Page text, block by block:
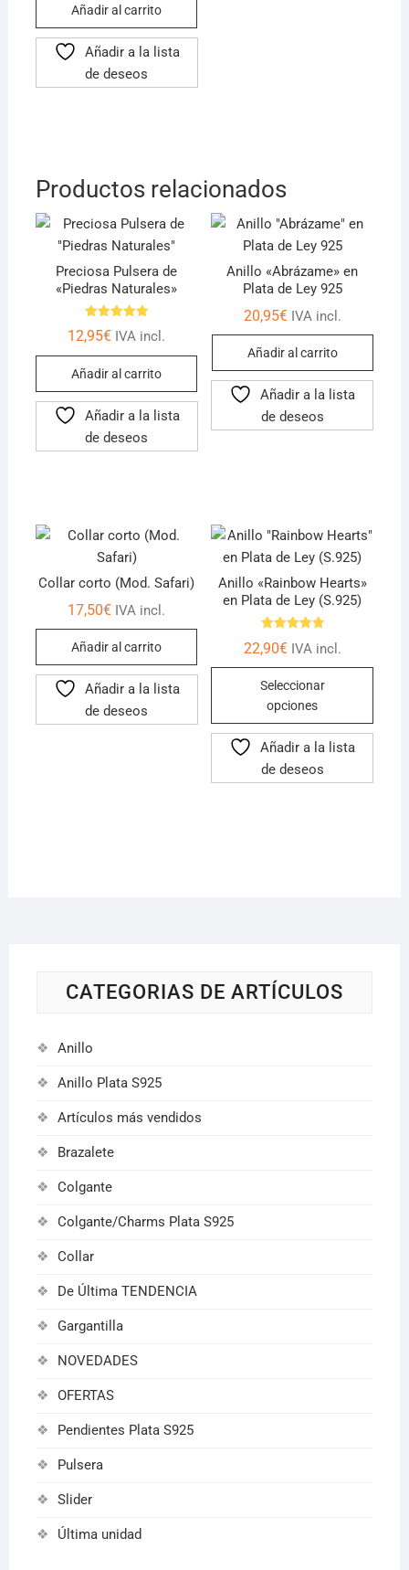
Añadir al carrito
Añadir a la lista
de deseos
Productos relacionados
Preciosa Pulsera de
«Piedras Naturales»
Valorado
con
de 5
12,95€ IVA incl.
Añadir al carrito
Añadir a la lista
de deseos
Anillo «Abrázame» en
Plata de Ley 925
20,95€ IVA incl.
Añadir al carrito
Añadir a la lista
de deseos
Collar corto (Mod. Safari)
17,50€ IVA incl.
Añadir al carrito
Añadir a la lista
de deseos
Anillo «Rainbow Hearts»
en Plata de Ley (S.925)
con
de 5
22,90€ IVA incl.
Seleccionar
opciones
Este
Las
Añadir a la lista
de deseos
CATEGORIAS DE ARTÍCULOS
Anillo
Anillo Plata S925
Artículos más vendidos
Brazalete
Colgante
Colgante/Charms Plata S925
Collar
De Última TENDENCIA
Gargantilla
NOVEDADES
OFERTAS
Pendientes Plata S925
Pulsera
Slider
Última unidad